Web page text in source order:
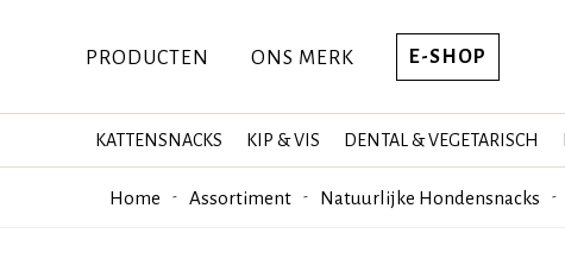
PRODUCTEN ONS MERK E-SHOP
KATTENSNACKS KIP & VIS DENTAL & VEGETARISCH
Home Assortiment Natuurlijke Hondensnacks